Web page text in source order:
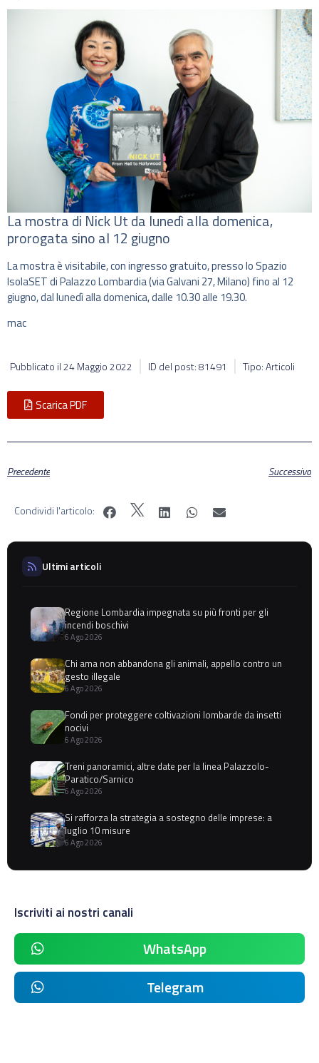
La mostra di Nick Ut da lunedì alla domenica,
prorogata sino al 12 giugno
La mostra è visitabile, con ingresso gratuito, presso lo Spazio
IsolaSET di Palazzo Lombardia (via Galvani 27, Milano) fino al 12
giugno, dal lunedì alla domenica, dalle 10.30 alle 19.30.
mac
Pubblicato il24 Maggio 2022 ID del post: 81491 Tipo: Articoli
Scarica PDF
Precedente Successivo
Condividi l'articolo:
Ultimi articoli
Regione Lombardia impegnata su più fronti per gli
incendi boschivi
6 Ago 2026
Chi ama non abbandona gli animali, appello contro un
gesto illegale
6 Ago 2026
Fondi per proteggere coltivazioni lombarde da insetti
nocivi
6 Ago 2026
Treni panoramici, altre date per la linea Palazzolo-
Paratico/Sarnico
6 Ago 2026
Si rafforza la strategia a sostegno delle imprese: a
luglio 10 misure
6 Ago 2026
Iscriviti ai nostri canali
WhatsApp
Telegram